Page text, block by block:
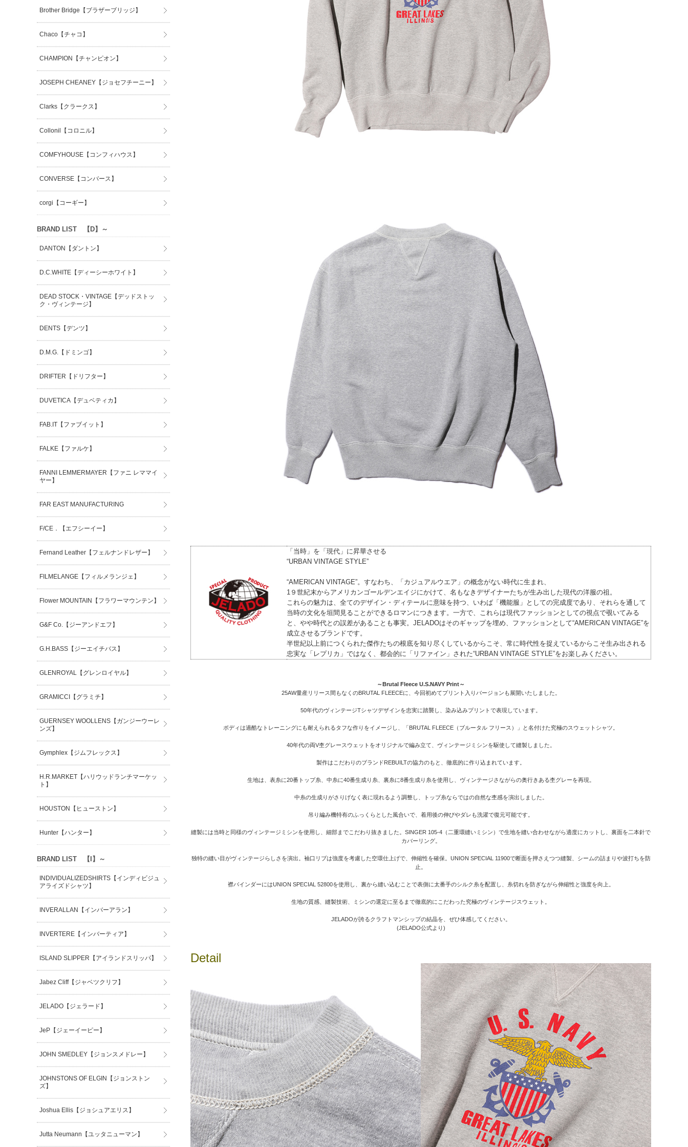
「当時」を「現代」に昇華させる
“URBAN VINTAGE STYLE”
“AMERICAN VINTAGE”。すなわち、「カジュアルウエア」の概念がない時代に生まれ、
1９世紀末からアメリカンゴールデンエイジにかけて、名もなきデザイナーたちが生み出した現代の洋服の祖。
これらの魅力は、全てのデザイン・ディテールに意味を持つ、いわば「機能服」としての完成度であり、それらを通して
当時の文化を垣間見ることができるロマンにつきます。一方で、これらは現代ファッションとしての視点で覗いてみる
と、やや時代との誤差があることも事実。JELADOはそのギャップを埋め、ファッションとして“AMERICAN VINTAGE”を
成立させるブランドです。
半世紀以上前につくられた傑作たちの根底を知り尽くしているからこそ、常に時代性を捉えているからこそ生み出される
忠実な「レプリカ」ではなく、都会的に「リファイン」された“URBAN VINTAGE STYLE”をお楽しみください。
～Brutal Fleece U.S.NAVY Print～
25AW量産リリース間もなくのBRUTAL FLEECEに、今回初めてプリント入りバージョンも展開いたしました。
50年代のヴィンテージTシャツデザインを忠実に踏襲し、染み込みプリントで表現しています。
ボディは過酷なトレーニングにも耐えられるタフな作りをイメージし、「BRUTAL FLEECE（ブルータル フリース）」と名付けた究極のスウェットシャツ。
40年代の両V杢グレースウェットをオリジナルで編み立て、ヴィンテージミシンを駆使して縫製しました。
製作はこだわりのブランドREBUILTの協力のもと、徹底的に作り込まれています。
生地は、表糸に20番トップ糸、中糸に40番生成り糸、裏糸に8番生成り糸を使用し、ヴィンテージさながらの奥行きある杢グレーを再現。
中糸の生成りがさりげなく表に現れるよう調整し、トップ糸ならではの自然な杢感を演出しました。
吊り編み機特有のふっくらとした風合いで、着用後の伸びやダレも洗濯で復元可能です。
縫製には当時と同様のヴィンテージミシンを使用し、細部までこだわり抜きました。SINGER 105-4（二重環縫いミシン）で生地を縫い合わせながら適度にカットし、裏面を二本針で
カバーリング。
独特の縫い目がヴィンテージらしさを演出。袖口リブは強度を考慮した空環仕上げで、伸縮性を確保。UNION SPECIAL 11900で断面を押さえつつ縫製、シームの詰まりや波打ちを防
止。
襟バインダーにはUNION SPECIAL 52800を使用し、裏から縫い込むことで表側に太番手のシルク糸を配置し、糸切れを防ぎながら伸縮性と強度を向上。
生地の質感、縫製技術、ミシンの選定に至るまで徹底的にこだわった究極のヴィンテージスウェット。
JELADOが誇るクラフトマンシップの結晶を、ぜひ体感してください。
(JELADO公式より)
Detail
Brother Bridge【ブラザーブリッジ】
Chaco【チャコ】
CHAMPION【チャンピオン】
JOSEPH CHEANEY【ジョセフチーニー】
Clarks【クラークス】
Collonil【コロニル】
COMFYHOUSE【コンフィハウス】
CONVERSE【コンバース】
corgi【コーギー】
BRAND LIST 【D】～
DANTON【ダントン】
D.C.WHITE【ディーシーホワイト】
DEAD STOCK・VINTAGE【デッドストッ
ク・ヴィンテージ】
DENTS【デンツ】
D.M.G.【ドミンゴ】
DRIFTER【ドリフター】
DUVETICA【デュベティカ】
FAB.IT【ファブイット】
FALKE【ファルケ】
FANNI LEMMERMAYER【ファニ レママイ
ヤー】
FAR EAST MANUFACTURING
F/CE．【エフシーイー】
Fernand Leather【フェルナンドレザー】
FILMELANGE【フィルメランジェ】
Flower MOUNTAIN【フラワーマウンテン】
G&F Co.【ジーアンドエフ】
G.H.BASS【ジーエイチバス】
GLENROYAL【グレンロイヤル】
GRAMICCI【グラミチ】
GUERNSEY WOOLLENS【ガンジーウーレ
ンズ】
Gymphlex【ジムフレックス】
H.R.MARKET【ハリウッドランチマーケッ
ト】
HOUSTON【ヒューストン】
Hunter【ハンター】
BRAND LIST 【I】～
INDIVIDUALIZEDSHIRTS【インディビジュ
アライズドシャツ】
INVERALLAN【インバーアラン】
INVERTERE【インバーティア】
ISLAND SLIPPER【アイランドスリッパ】
Jabez Cliff【ジャベツクリフ】
JELADO【ジェラード】
JeP【ジェーイーピー】
JOHN SMEDLEY【ジョンスメドレー】
JOHNSTONS OF ELGIN【ジョンストン
ズ】
Joshua Ellis【ジョシュアエリス】
Jutta Neumann【ユッタニューマン】